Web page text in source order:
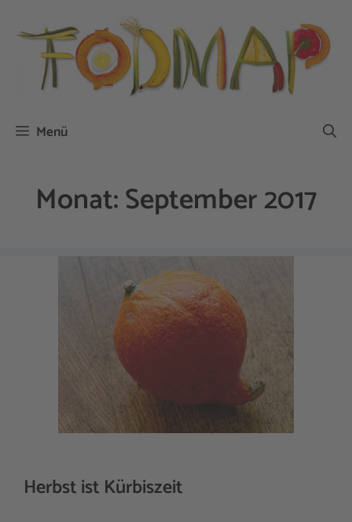
Inhalt
springen
Menü
Monat:September 2017
Herbst ist Kürbiszeit